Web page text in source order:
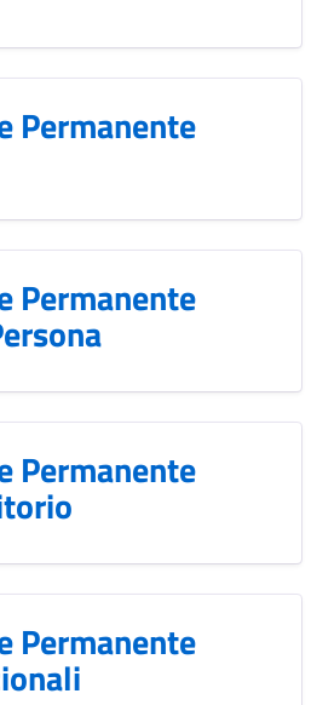
Permanente
Permanente
Permanente
Permanente